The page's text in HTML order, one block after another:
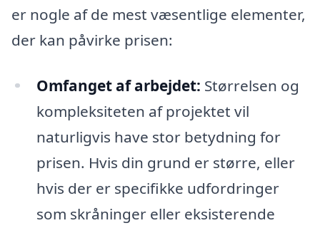
er nogle af de mest væsentlige elementer,
der kan påvirke prisen:
Omfanget af arbejdet: Størrelsen og
kompleksiteten af projektet vil
naturligvis have stor betydning for
prisen. Hvis din grund er større, eller
hvis der er specifikke udfordringer
som skråninger eller eksisterende